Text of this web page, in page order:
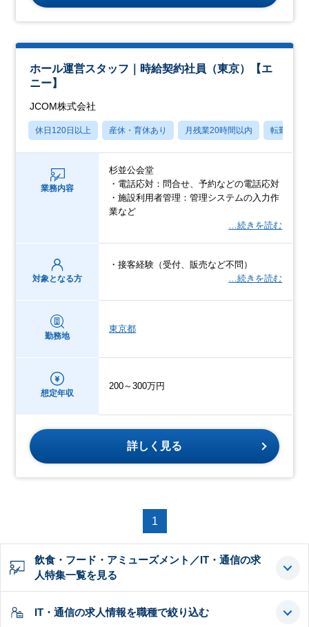
ホール運営スタッフ｜時給契約社員（東京）【エ
ニー】
JCOM株式会社
休日120日以上 産休・育休あり 月残業20時間以内 転勤なし
業務内容
杉並公会堂
・電話応対：問合せ、予約などの電話応対
・施設利用者管理：管理システムの入力作
業など
…続きを読む
対象となる方
・接客経験（受付、販売など不問）
…続きを読む
勤務地
東京都
想定年収
200～300万円
詳しく見る
1
飲食・フード・アミューズメント／IT・通信の求
人特集一覧を見る
IT・通信の求人情報を職種で絞り込む